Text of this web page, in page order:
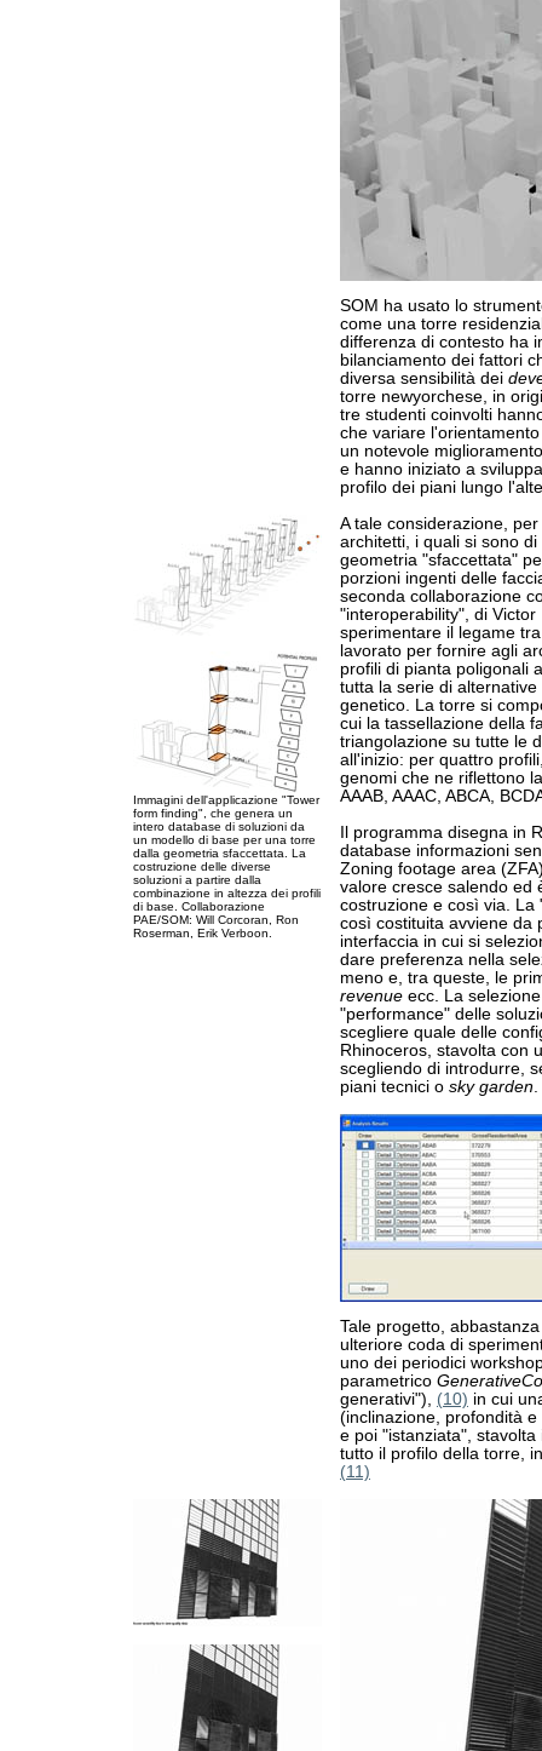
SOM ha usato lo
come una torre
differenza di contesto ha
bilanciamento dei fattori
diversa sensibilità dei
torre newyorchese, in
tre studenti coinvolti
che variare
un notevole
e hanno iniziato a
profilo dei piani lungo
Immagini dell'applicazione "Tower
form finding", che genera un
intero database di soluzioni da
un modello di base per una torre
dalla geometria sfaccettata. La
costruzione delle diverse
soluzioni a partire dalla
combinazione in altezza dei profili
di base. Collaborazione
PAE/SOM: Will Corcoran, Ron
Roserman, Erik Verboon.
A tale considerazione,
architetti, i quali si sono
geometria "sfaccettata"
porzioni ingenti delle
seconda collaborazione
"interoperability", di
sperimentare il legame
lavorato per fornire agli
profili di pianta poligonali
tutta la serie di
genetico. La torre si
cui la tassellazione della
triangolazione su tutte le
all'inizio: per quattro
genomi che ne riflettono
AAAB, AAAC, ABCA,
Il programma disegna in
database informazioni
Zoning footage area
valore cresce salendo ed
costruzione e così via. La
così costituita avviene da
interfaccia in cui si
dare preferenza nella
meno e, tra queste, le
revenue ecc. La
"performance" delle
scegliere quale delle
Rhinoceros, stavolta con
scegliendo di introdurre,
piani tecnici o sky garden.
Tale progetto,
ulteriore coda di
uno dei periodici
parametrico
generativi"), (10) in cui
(inclinazione, profondità
e poi "istanziata",
tutto il profilo della torre,
(11)